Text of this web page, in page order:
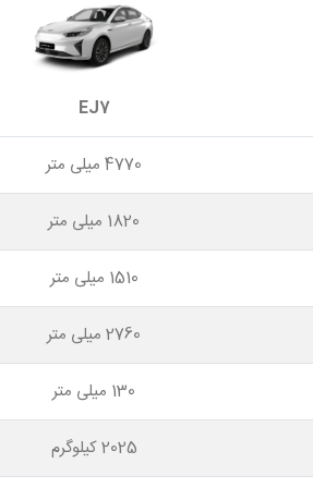
EJ7
4770 میلی متر
1820 میلی متر
1510 میلی متر
2760 میلی متر
130 میلی متر
2025 کیلوگرم